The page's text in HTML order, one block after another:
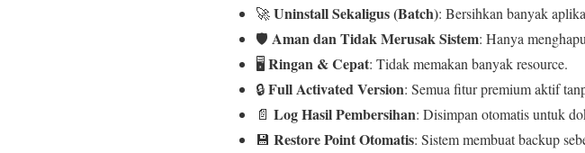
🚀Uninstall Sekaligus (Batch): Bersihkan banyak
🛡️ Aman dan Tidak Merusak Sistem: Hanya
🖥️ Ringan & Cepat: Tidak memakan banyak resource.
🔒Full Activated Version: Semua fitur premium aktif
📄 Log Hasil Pembersihan: Disimpan otomatis untuk
💾 Restore Point Otomatis: Sistem membuat backup